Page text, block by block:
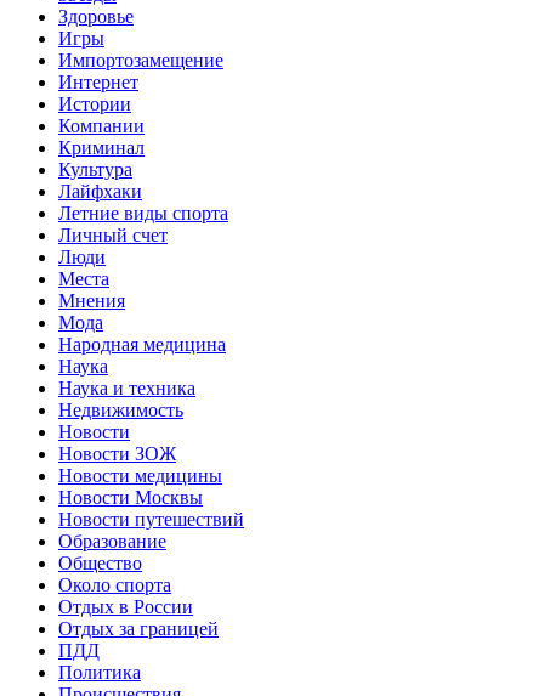
Здоровье
Игры
Импортозамещение
Интернет
Истории
Компании
Криминал
Культура
Лайфхаки
Летние виды спорта
Личный счет
Люди
Места
Мнения
Мода
Народная медицина
Наука
Наука и техника
Недвижимость
Новости
Новости ЗОЖ
Новости медицины
Новости Москвы
Новости путешествий
Образование
Общество
Около спорта
Отдых в России
Отдых за границей
ПДД
Политика